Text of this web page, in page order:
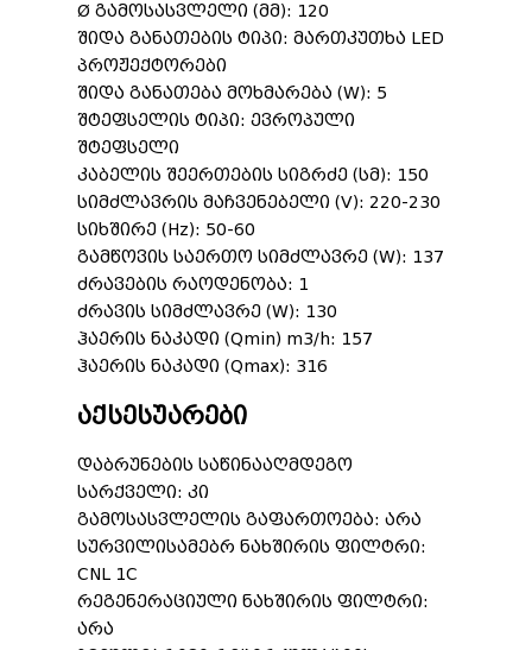
Ø გამოსასვლელი (მმ): 120
შიდა განათების ტიპი: მართკუთხა LED
პროჟექტორები
შიდა განათება მოხმარება (W): 5
შტეფსელის ტიპი: ევროპული
შტეფსელი
კაბელის შეერთების სიგრძე (სმ): 150
სიმძლავრის მაჩვენებელი (V): 220-230
სიხშირე (Hz): 50-60
გამწოვის საერთო სიმძლავრე (W): 137
ძრავების რაოდენობა: 1
ძრავის სიმძლავრე (W): 130
ჰაერის ნაკადი (Qmin) m3/h: 157
ჰაერის ნაკადი (Qmax): 316
აქსესუარები
დაბრუნების საწინააღმდეგო
სარქველი: კი
გამოსასვლელის გაფართოება: არა
სურვილისამებრ ნახშირის ფილტრი:
CNL 1C
რეგენერაციული ნახშირის ფილტრი:
არა